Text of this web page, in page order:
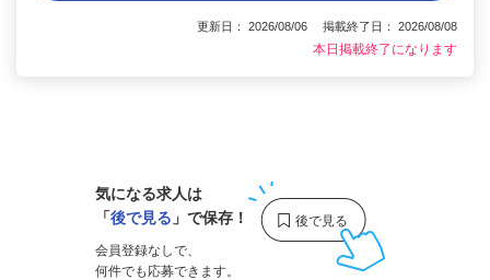
更新日： 2026/08/06 掲載終了日： 2026/08/08
本日掲載終了になります
気になる求人は
「後で見る 」で保存！
会員登録なしで、
何件でも応募できます。